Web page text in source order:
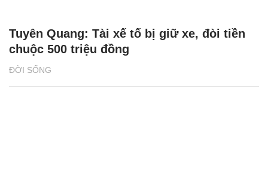
ĐỜI SỐNG
Tuyên Quang: Tài xế tố bị giữ xe, đòi tiền
chuộc 500 triệu đồng